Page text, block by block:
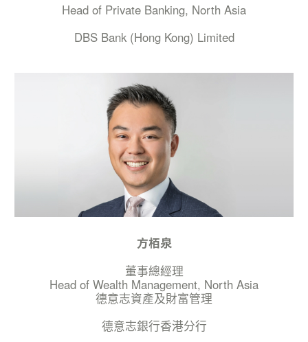
Head of Private Banking, North Asia
DBS Bank (Hong Kong) Limited
方栢泉
董事總經理
Head of Wealth Management, North Asia
德意志資產及財富管理
德意志銀行香港分行